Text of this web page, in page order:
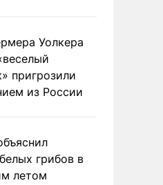
Уолкера
пригрозили
из России
грибов в
летом